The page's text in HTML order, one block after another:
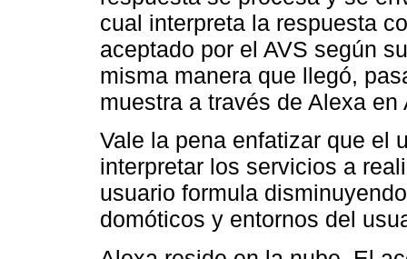
cual interpreta la respuesta
aceptado por el AVS según
misma manera que llegó,
muestra a través de Alexa en
Vale la pena enfatizar que el
interpretar los servicios a
usuario formula
domóticos y entornos del